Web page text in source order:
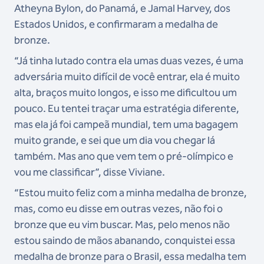
Atheyna Bylon, do Panamá, e Jamal Harvey, dos
Estados Unidos, e confirmaram a medalha de
bronze.
“Já tinha lutado contra ela umas duas vezes, é uma
adversária muito difícil de você entrar, ela é muito
alta, braços muito longos, e isso me dificultou um
pouco. Eu tentei traçar uma estratégia diferente,
mas ela já foi campeã mundial, tem uma bagagem
muito grande, e sei que um dia vou chegar lá
também. Mas ano que vem tem o pré-olímpico e
vou me classificar”, disse Viviane.
“Estou muito feliz com a minha medalha de bronze,
mas, como eu disse em outras vezes, não foi o
bronze que eu vim buscar. Mas, pelo menos não
estou saindo de mãos abanando, conquistei essa
medalha de bronze para o Brasil, essa medalha tem